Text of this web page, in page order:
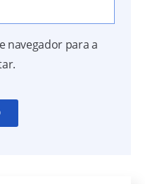
navegador para a